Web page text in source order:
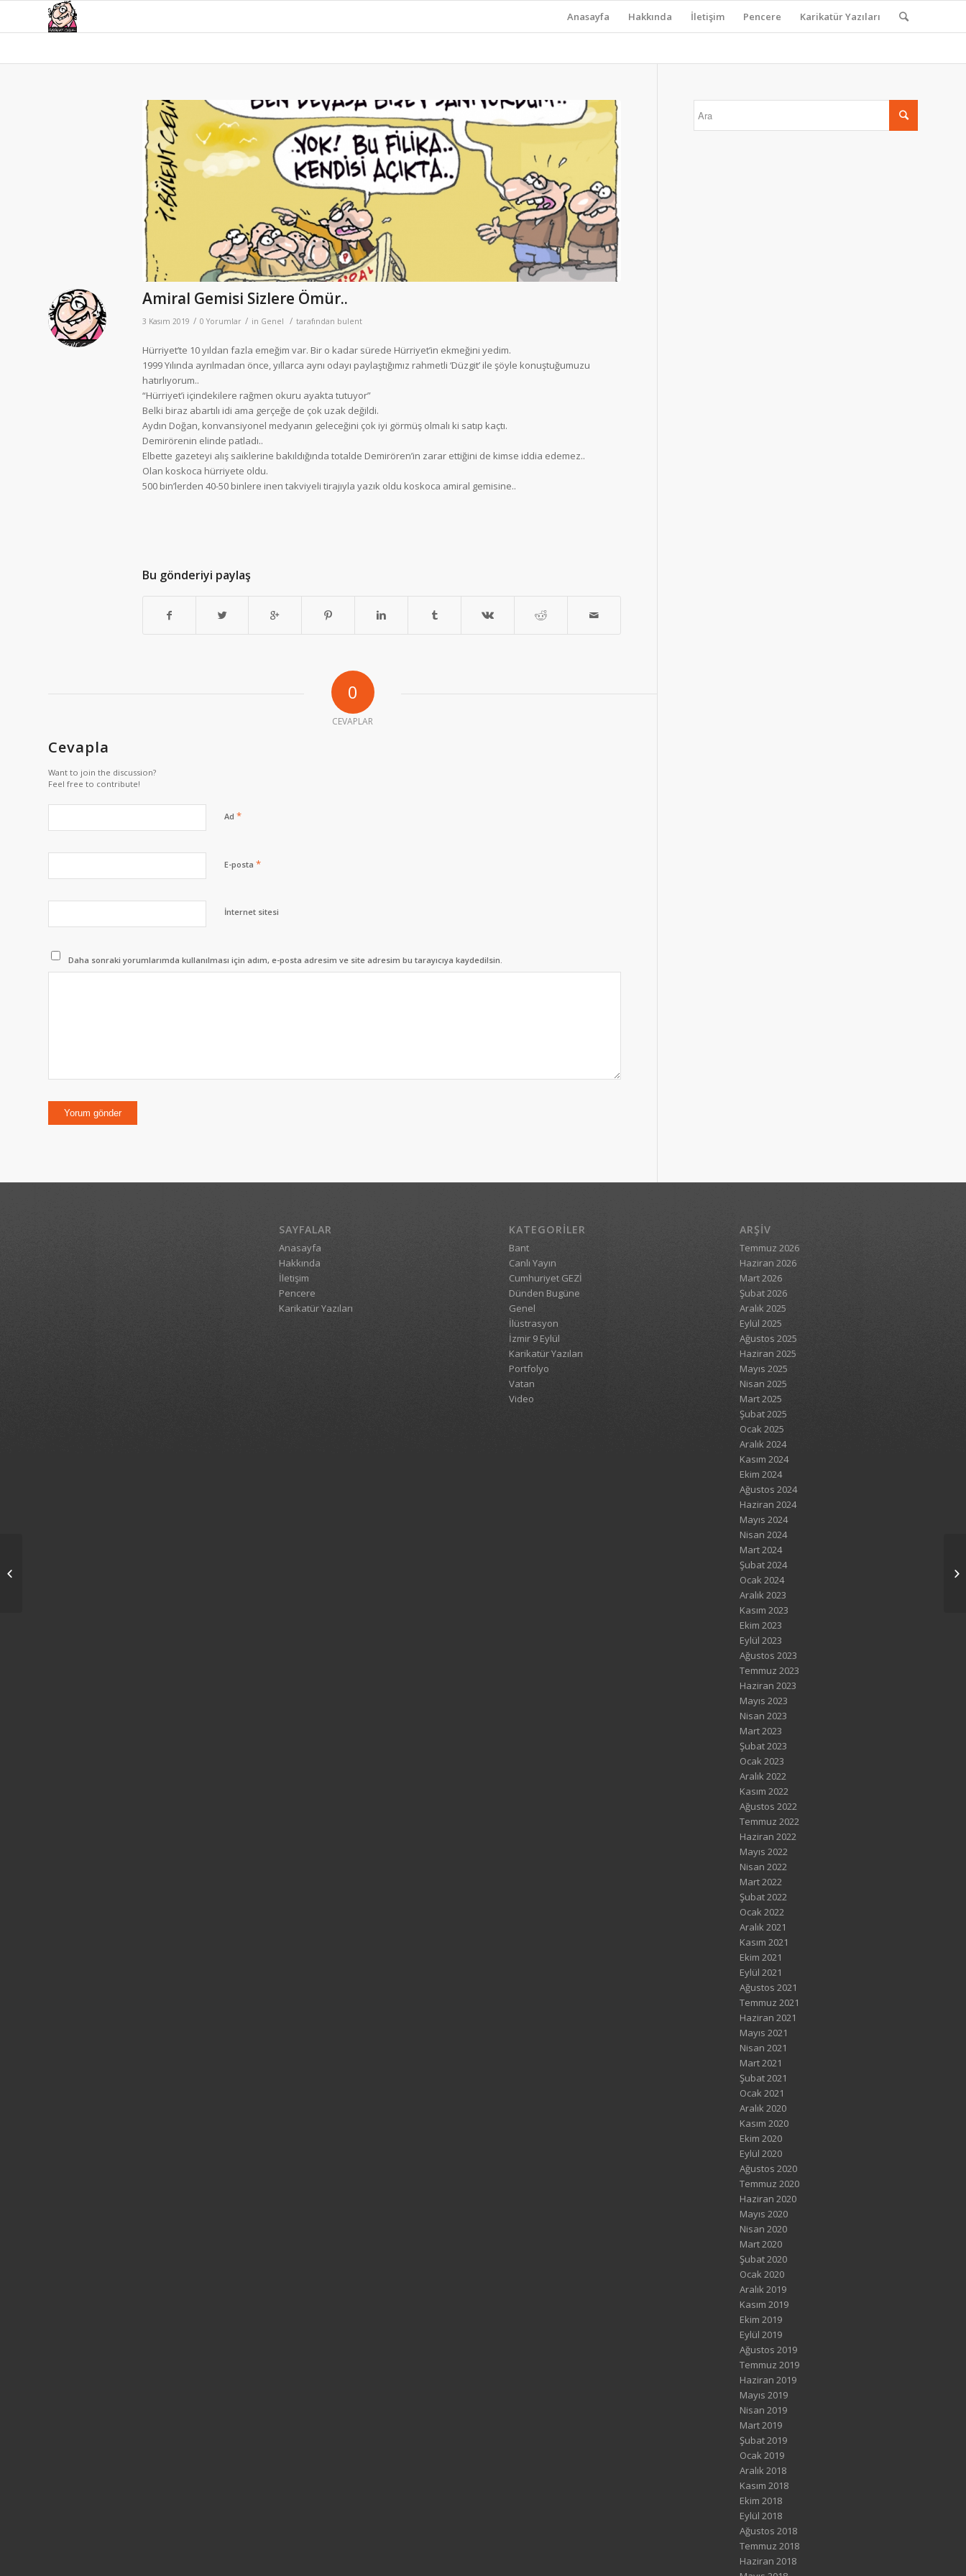
Anasayfa Hakkında İletişim Pencere Karikatür Yazıları
Amiral Gemisi Sizlere Ömür..
3 Kasım 2019 / 0 Yorumlar / in Genel / tarafından bulent
Hürriyet’te 10 yıldan fazla emeğim var. Bir o kadar sürede Hürriyet’in ekmeğini yedim.
1999 Yılında ayrılmadan önce, yıllarca aynı odayı paylaştığımız rahmetli ‘Düzgit’ ile şöyle konuştuğumuzu
hatırlıyorum..
“Hürriyet’i içindekilere rağmen okuru ayakta tutuyor”
Belki biraz abartılı idi ama gerçeğe de çok uzak değildi.
Aydın Doğan, konvansiyonel medyanın geleceğini çok iyi görmüş olmalı ki satıp kaçtı.
Demirörenin elinde patladı..
Elbette gazeteyi alış saiklerine bakıldığında totalde Demirören’in zarar ettiğini de kimse iddia edemez..
Olan koskoca hürriyete oldu.
500 bin’lerden 40-50 binlere inen takviyeli tirajıyla yazık oldu koskoca amiral gemisine..
Bu gönderiyi paylaş
0
CEVAPLAR
Cevapla
Want to join the discussion?
Feel free to contribute!
Ad *
E-posta *
İnternet sitesi
Daha sonraki yorumlarımda kullanılması için adım, e-posta adresim ve site adresim bu tarayıcıya kaydedilsin.
SAYFALAR
Anasayfa
Hakkında
İletişim
Pencere
Karikatür Yazıları
KATEGORILER
Bant
Canlı Yayın
Cumhuriyet GEZİ
Dünden Bugüne
Genel
İlüstrasyon
İzmir 9 Eylül
Karikatür Yazıları
Portfolyo
Vatan
Video
ARŞIV
Temmuz 2026
Haziran 2026
Mart 2026
Şubat 2026
Aralık 2025
Eylül 2025
Ağustos 2025
Haziran 2025
Mayıs 2025
Nisan 2025
Mart 2025
Şubat 2025
Ocak 2025
Aralık 2024
Kasım 2024
Ekim 2024
Ağustos 2024
Haziran 2024
Mayıs 2024
Nisan 2024
Mart 2024
Şubat 2024
Ocak 2024
Aralık 2023
Kasım 2023
Ekim 2023
Eylül 2023
Ağustos 2023
Temmuz 2023
Haziran 2023
Mayıs 2023
Nisan 2023
Mart 2023
Şubat 2023
Ocak 2023
Aralık 2022
Kasım 2022
Ağustos 2022
Temmuz 2022
Haziran 2022
Mayıs 2022
Nisan 2022
Mart 2022
Şubat 2022
Ocak 2022
Aralık 2021
Kasım 2021
Ekim 2021
Eylül 2021
Ağustos 2021
Temmuz 2021
Haziran 2021
Mayıs 2021
Nisan 2021
Mart 2021
Şubat 2021
Ocak 2021
Aralık 2020
Kasım 2020
Ekim 2020
Eylül 2020
Ağustos 2020
Temmuz 2020
Haziran 2020
Mayıs 2020
Nisan 2020
Mart 2020
Şubat 2020
Ocak 2020
Aralık 2019
Kasım 2019
Ekim 2019
Eylül 2019
Ağustos 2019
Temmuz 2019
Haziran 2019
Mayıs 2019
Nisan 2019
Mart 2019
Şubat 2019
Ocak 2019
Aralık 2018
Kasım 2018
Ekim 2018
Eylül 2018
Ağustos 2018
Temmuz 2018
Haziran 2018